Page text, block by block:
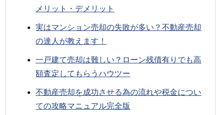
メリット・デメリット
実はマンション売却の失敗が多い？不動産売却
の達人が教えます！
一戸建て売却は難しい？ローン残債有りでも高
額査定してもらうハウツー
不動産売却を成功させる為の流れや税金につい
ての攻略マニュアル完全版